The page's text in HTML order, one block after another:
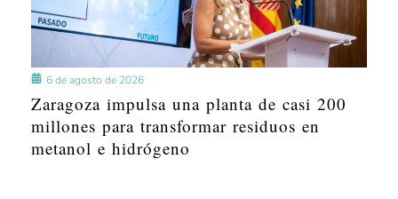
6 de agosto de 2026
Zaragoza impulsa una planta de casi 200
millones para transformar residuos en
metanol e hidrógeno